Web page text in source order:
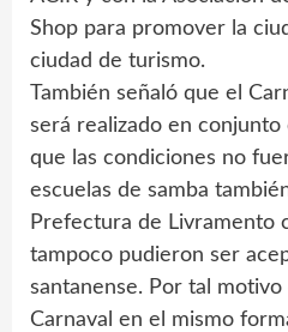
Shop para promover la
ciudad de turismo.
También señaló que el
será realizado en conjunto
que las condiciones no
escuelas de samba
Prefectura de Livramento
tampoco pudieron ser
santanense. Por tal motivo
Carnaval en el mismo